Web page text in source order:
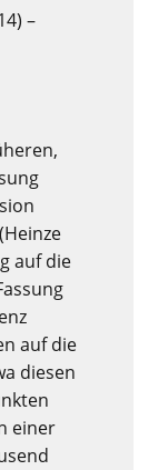
–
,
auf die
auf die
diesen
einer